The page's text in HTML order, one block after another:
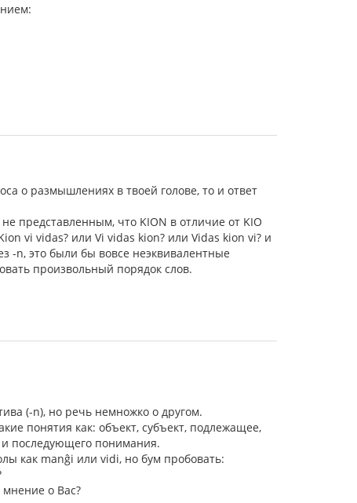
о размышлениях в твоей голове, то и ответ
представленным, что KION в отличие от KIO
vi vidas? или Vi vidas kion? или Vidas kion vi? и
-n, это были бы вовсе неэквивалентные
произвольный порядок слов.
(-n), но речь немножко о другом.
понятия как: объект, субъект, подлежащее,
и последующего понимания.
как manĝi или vidi, но бум пробовать:
мнение о Вас?